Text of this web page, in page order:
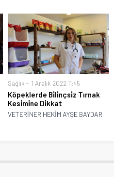
Sağlık 1 Aralık 2022 11:45
Köpeklerde Bi̇li̇nçsi̇z Tırnak
Kesi̇mi̇ne Di̇kkat
VETERİNER HEKİM AYŞE BAYDAR